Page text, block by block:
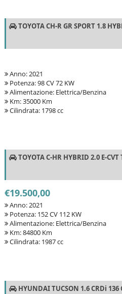
TOYOTA CH-R GR SPORT 1.8
Anno: 2021
Potenza: 98 CV 72 KW
Alimentazione: Elettrica/Benzina
Km: 35000 Km
Cilindrata: 1798 cc
TOYOTA C-HR HYBRID 2.0 E-CVT
€19.500,00
Anno: 2021
Potenza: 152 CV 112 KW
Alimentazione: Elettrica/Benzina
Km: 84800 Km
Cilindrata: 1987 cc
HYUNDAI TUCSON 1.6 CRDi 136